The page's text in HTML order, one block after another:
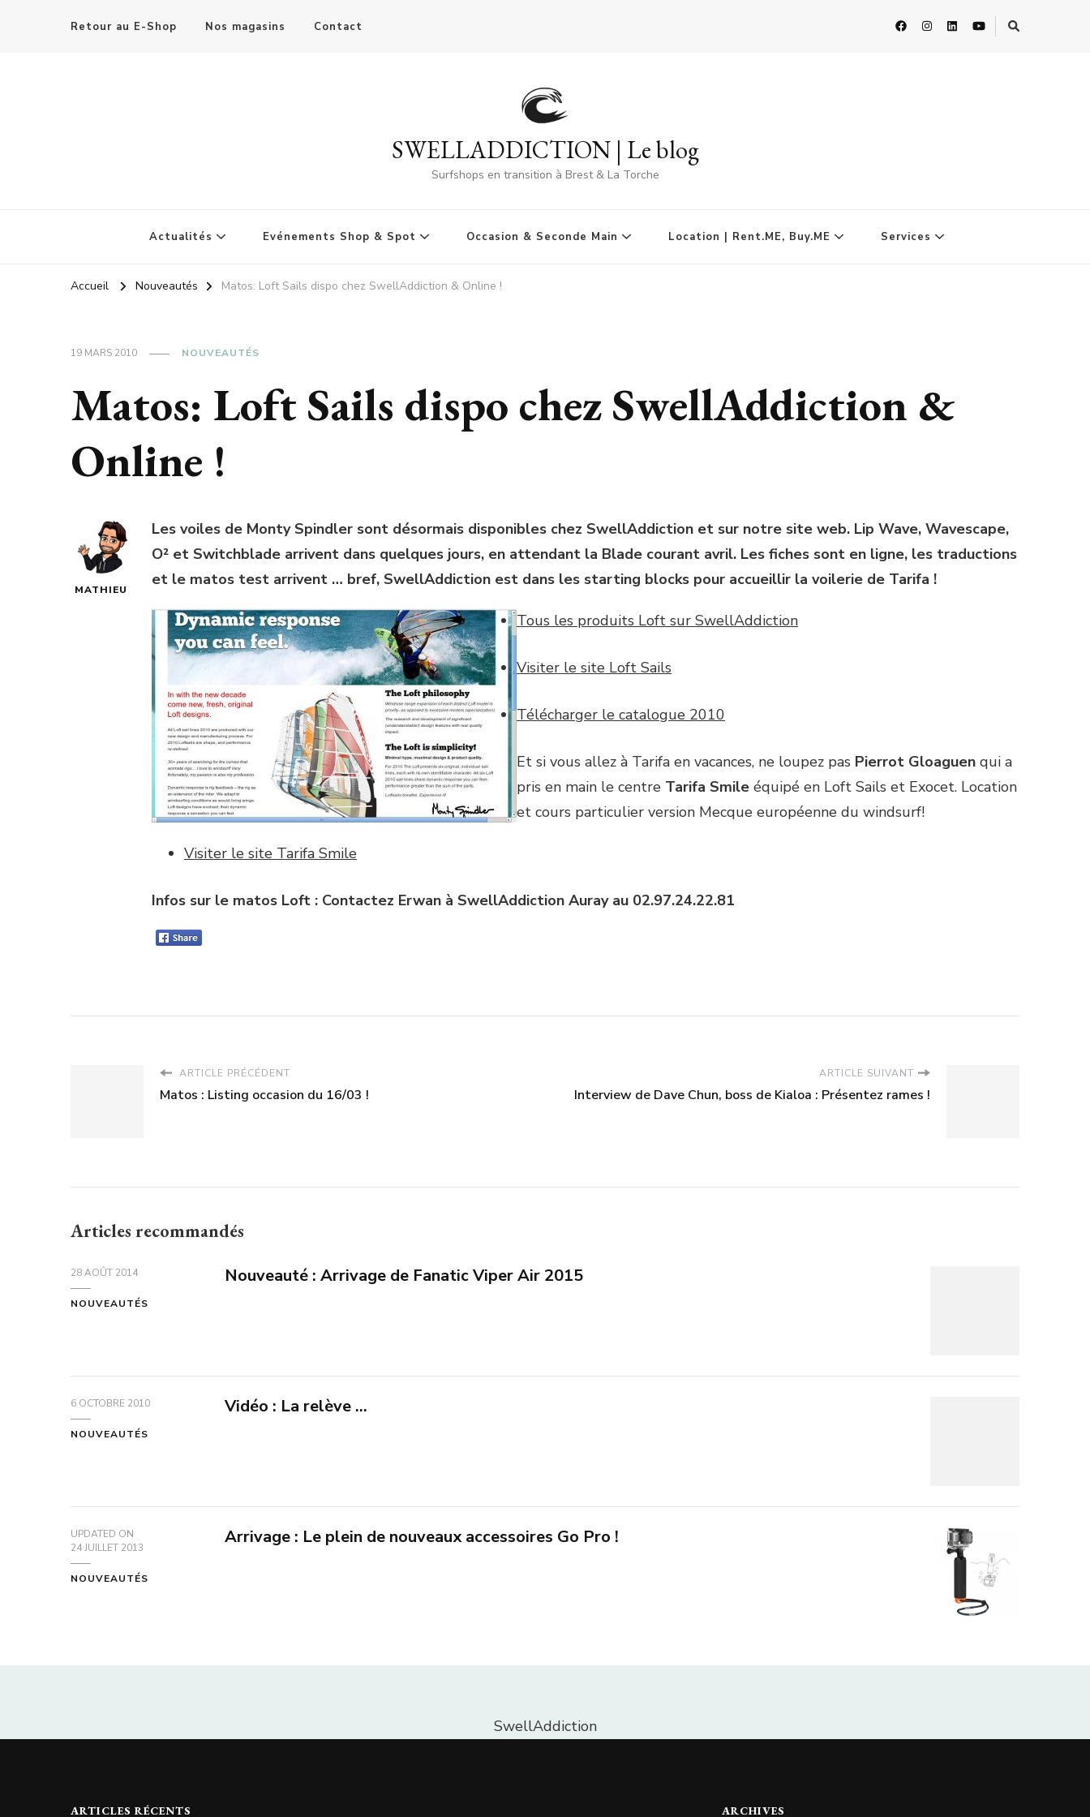
Retour au E-Shop Nos magasins Contact
SWELLADDICTION | Le blog
Surfshops en transition à Brest & La Torche
Actualités Evénements Shop & Spot Occasion & Seconde Main Location | Rent.ME, Buy.ME Services
Accueil Nouveautés Matos: Loft Sails dispo chez SwellAddiction & Online !
19 MARS 2010 NOUVEAUTÉS
Matos: Loft Sails dispo chez SwellAddiction &
Online !
MATHIEU
Les voiles de Monty Spindler sont désormais disponibles chez SwellAddiction et sur notre site web. Lip Wave, Wavescape,
O² et Switchblade arrivent dans quelques jours, en attendant la Blade courant avril. Les fiches sont en ligne, les traductions
et le matos test arrivent … bref, SwellAddiction est dans les starting blocks pour accueillir la voilerie de Tarifa !
Tous les produits Loft sur SwellAddiction
Visiter le site Loft Sails
Télécharger le catalogue 2010
Et si vous allez à Tarifa en vacances, ne loupez pas Pierrot Gloaguen qui a
pris en main le centre Tarifa Smile équipé en Loft Sails et Exocet. Location
et cours particulier version Mecque européenne du windsurf!
Visiter le site Tarifa Smile
Infos sur le matos Loft : Contactez Erwan à SwellAddiction Auray au 02.97.24.22.81
ARTICLE PRÉCÉDENT
Matos : Listing occasion du 16/03 !
ARTICLE SUIVANT
Interview de Dave Chun, boss de Kialoa : Présentez rames !
Articles recommandés
28 AOÛT 2014
NOUVEAUTÉS
Nouveauté : Arrivage de Fanatic Viper Air 2015
6 OCTOBRE 2010
NOUVEAUTÉS
Vidéo : La relève …
UPDATED ON
24 JUILLET 2013
NOUVEAUTÉS
Arrivage : Le plein de nouveaux accessoires Go Pro !
SwellAddiction
ARTICLES RÉCENTS ARCHIVES